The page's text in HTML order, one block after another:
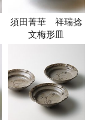
須田菁華 祥瑞捻
文梅形皿